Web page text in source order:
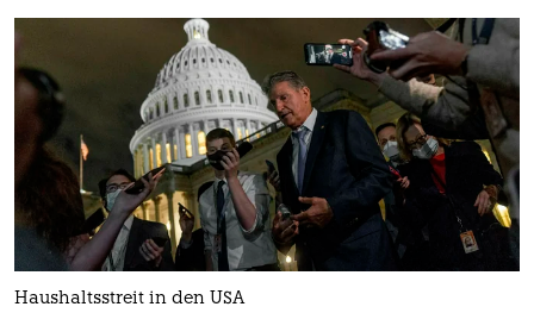
Haushaltsstreit in den USA